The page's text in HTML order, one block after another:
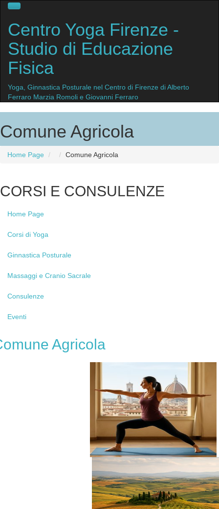
Centro Yoga Firenze -
Studio di Educazione
Fisica
Yoga, Ginnastica Posturale nel Centro di Firenze di Alberto
Ferraro Marzia Romoli e Giovanni Ferraro
Comune Agricola
Home Page ComuneAgricola
CORSI E CONSULENZE
Home Page
Corsi di Yoga
Ginnastica Posturale
Massaggi e Cranio Sacrale
Consulenze
Eventi
Agricola